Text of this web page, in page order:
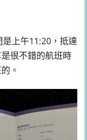
上午11:20，抵達
很不錯的航班時
。